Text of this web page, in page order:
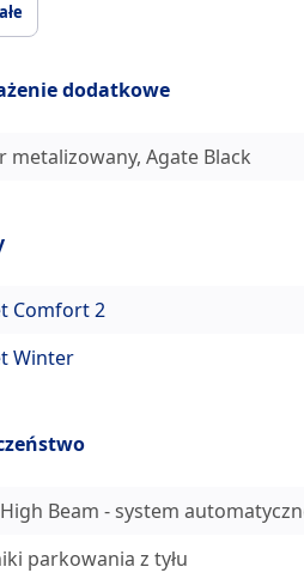
dodatkowe
metalizowany, Agate Black
Comfort 2
Winter
Beam - system
parkowania z tyłu